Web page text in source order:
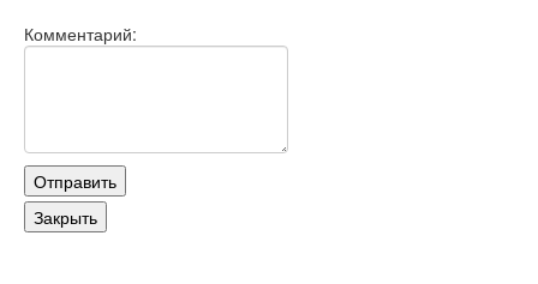
Комментарий: